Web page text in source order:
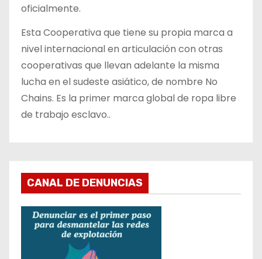
oficialmente.
Esta Cooperativa que tiene su propia marca a
nivel internacional en articulación con otras
cooperativas que llevan adelante la misma
lucha en el sudeste asiático, de nombre No
Chains. Es la primer marca global de ropa libre
de trabajo esclavo..
CANAL DE DENUNCIAS